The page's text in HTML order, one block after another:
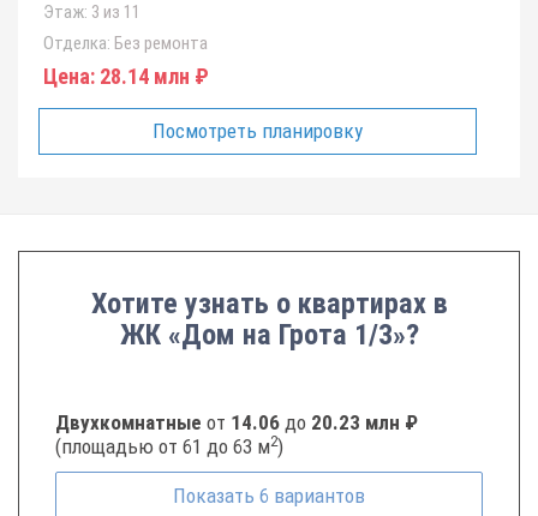
Этаж: 3 из 11
Отделка: Без ремонта
Цена: 28.14 млн ₽
Посмотреть планировку
Хотите узнать о квартирах в
ЖК «Дом на Грота 1/3»?
Двухкомнатные от 14.06 до 20.23 млн ₽
(площадью от 61 до 63 м2)
Показать 6 вариантов